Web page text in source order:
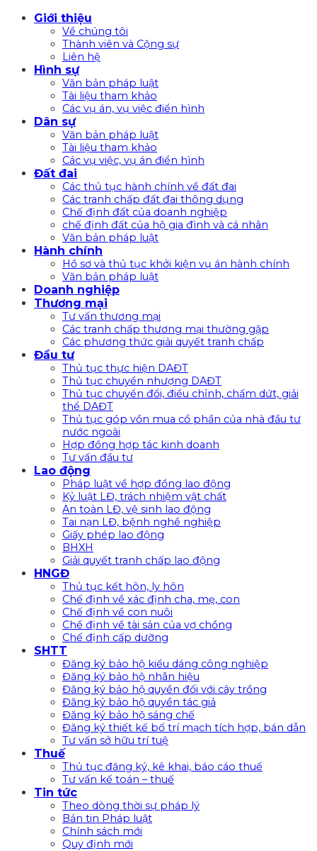
Giới thiệu
Về chúng tôi
Thành viên và Cộng sự
Liên hệ
Hình sự
Văn bản pháp luật
Tài liệu tham khảo
Các vụ án, vụ việc điển hình
Dân sự
Văn bản pháp luật
Tài liệu tham khảo
Các vụ việc, vụ án điển hình
Đất đai
Các thủ tục hành chính về đất đai
Các tranh chấp đất đai thông dụng
Chế định đất của doanh nghiệp
chế định đất của hộ gia đình và cá nhân
Văn bản pháp luật
Hành chính
Hồ sơ và thủ tục khởi kiện vụ án hành chính
Văn bản pháp luật
Doanh nghiệp
Thương mại
Tư vấn thương mại
Các tranh chấp thương mại thường gặp
Các phương thức giải quyết tranh chấp
Đầu tư
Thủ tục thực hiện DAĐT
Thủ tục chuyển nhượng DAĐT
Thủ tục chuyển đổi, điều chỉnh, chấm dứt, giải
thể DAĐT
Thủ tục góp vồn mua cổ phần của nhà đầu tư
nước ngoài
Hợp đồng hợp tác kinh doanh
Tư vấn đầu tư
Lao động
Pháp luật về hợp đồng lao động
Kỷ luật LĐ, trách nhiệm vật chất
An toàn LĐ, vệ sinh lao động
Tai nạn LĐ, bệnh nghề nghiệp
Giấy phép lao động
BHXH
Giải quyết tranh chấp lao động
HNGĐ
Thủ tục kết hôn, ly hôn
Chế định về xác định cha, mẹ, con
Chế định về con nuôi
Chế định về tài sản của vợ chồng
Chế định cấp dưỡng
SHTT
Đăng ký bảo hộ kiểu dáng công nghiệp
Đăng ký bảo hộ nhãn hiệu
Đăng ký bảo hộ quyền đối với cây trồng
Đăng ký bảo hộ quyền tác giả
Đăng ký bảo hộ sáng chế
Đăng ký thiết kế bố trí mạch tích hợp, bán dẫn
Tư vấn sở hữu trí tuệ
Thuế
Thủ tục đăng ký, kê khai, báo cáo thuế
Tư vấn kế toán – thuế
Tin tức
Theo dòng thời sự pháp lý
Bản tin Pháp luật
Chính sách mới
Quy định mới